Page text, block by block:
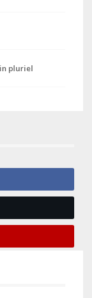
pluriel